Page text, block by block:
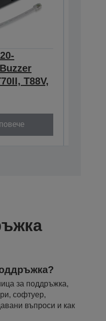
T88V,
за поддръжка,
софтуер,
въпроси и как